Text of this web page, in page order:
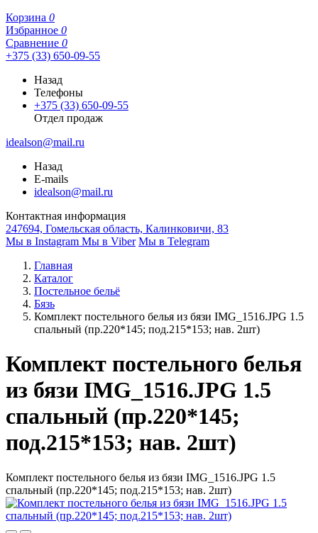
Корзина 0
Избранное 0
Сравнение 0
+375 (33) 650-09-55
Назад
Телефоны
+375 (33) 650-09-55
Отдел продаж
idealson@mail.ru
Назад
E-mails
idealson@mail.ru
Контактная информация
247694, Гомельская область, Калинковичи, 83
Мы в Instagram Мы в Viber Мы в Telegram
Главная
Каталог
Постельное бельё
Бязь
Комплект постельного белья из бязи IMG_1516.JPG 1.5
спальный (пр.220*145; под.215*153; нав. 2шт)
Комплект постельного белья
из бязи IMG_1516.JPG 1.5
спальный (пр.220*145;
под.215*153; нав. 2шт)
Комплект постельного белья из бязи IMG_1516.JPG 1.5
спальный (пр.220*145; под.215*153; нав. 2шт)